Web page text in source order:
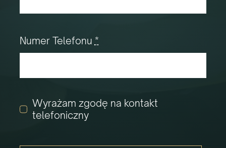
Numer Telefonu *
Wyrażam zgodę na kontakt
telefoniczny